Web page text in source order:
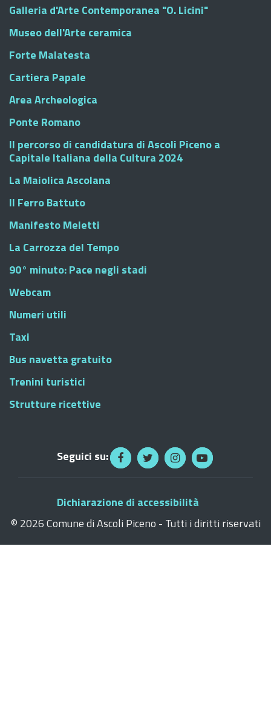
Galleria d'Arte Contemporanea "O. Licini"
Museo dell'Arte ceramica
Forte Malatesta
Cartiera Papale
Area Archeologica
Ponte Romano
Il percorso di candidatura di Ascoli Piceno a
Capitale Italiana della Cultura 2024
La Maiolica Ascolana
Il Ferro Battuto
Manifesto Meletti
La Carrozza del Tempo
90° minuto: Pace negli stadi
Webcam
Numeri utili
Taxi
Bus navetta gratuito
Trenini turistici
Strutture ricettive
Seguici su:
Dichiarazione di accessibilità
© 2026 Comune di Ascoli Piceno - Tutti i diritti riservati